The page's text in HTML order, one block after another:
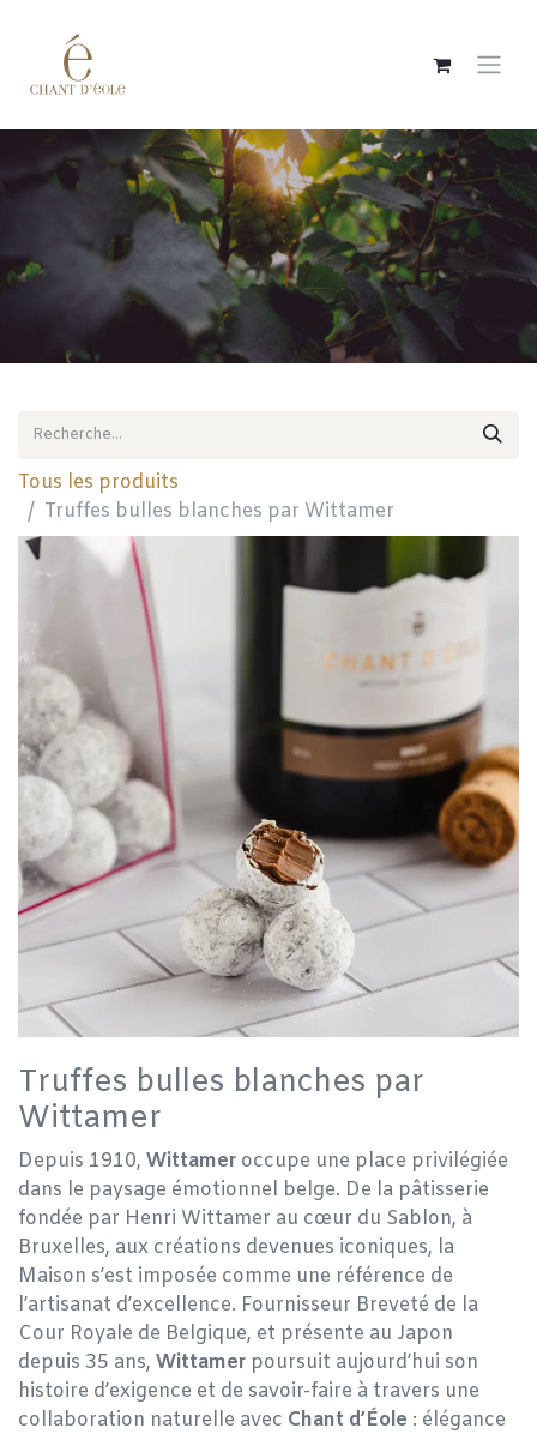
Tous les produits
Truffes bulles blanches par Wittamer
Truffes bulles blanches par
Wittamer
Depuis 1910, Wittamer occupe une place privilégiée
dans le paysage émotionnel belge. De la pâtisserie
fondée par Henri Wittamer au cœur du Sablon, à
Bruxelles, aux créations devenues iconiques, la
Maison s’est imposée comme une référence de
l’artisanat d’excellence. Fournisseur Breveté de la
Cour Royale de Belgique, et présente au Japon
depuis 35 ans, Wittamer poursuit aujourd’hui son
histoire d’exigence et de savoir-faire à travers une
collaboration naturelle avec Chant d’Éole : élégance